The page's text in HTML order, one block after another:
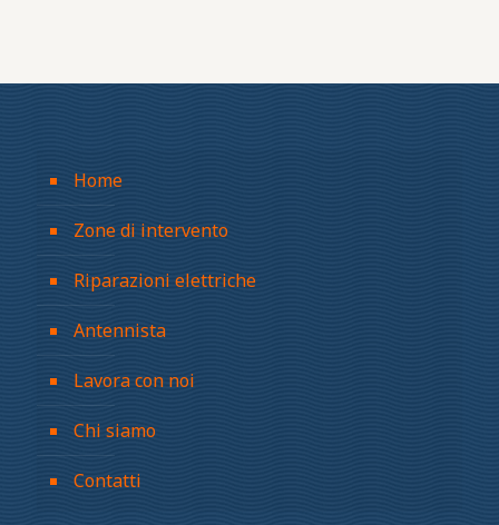
Home
Zone di intervento
Riparazioni elettriche
Antennista
Lavora con noi
Chi siamo
Contatti